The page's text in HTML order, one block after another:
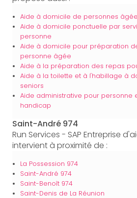
Aide à domicile de personnes
Aide à domicile ponctuelle par
personne
Aide à domicile pour préparation
personne âgée
Aide à la préparation des repas
Aide à la toilette et à l'habillage à
seniors
Aide administrative pour personne
handicap
Saint-André 974
Run Services - SAP Entreprise
intervient à proximité de :
La Possession 974
Saint-André 974
Saint-Benoît 974
Saint-Denis de La Réunion